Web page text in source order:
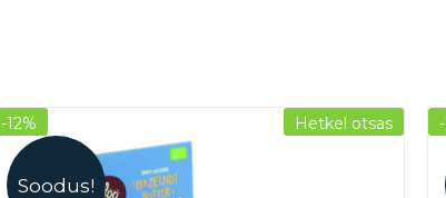
Soodus!
Hetkel otsas
-12%